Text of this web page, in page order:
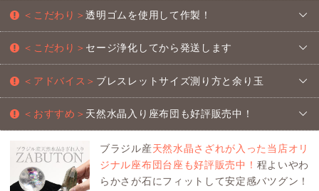
＜こだわり＞透明ゴムを使用して作製！
＜こだわり＞ セージ浄化してから発送します
＜アドバイス＞ ブレスレットサイズ測り方と余り玉
＜おすすめ＞ 天然水晶入り座布団も好評販売中！
ブラジル産天然水晶さざれが入った当店オリ
ジナル座布団台座も好評販売中！ 程よいやわ
らかさが石にフィットして安定感バツグン！